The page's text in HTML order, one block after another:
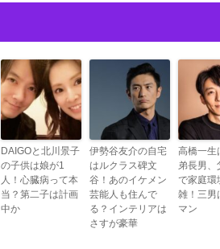
DAIGOと北川景子
の子供は娘が1
人！心臓病って本
当？第二子は計画
中か
伊勢谷友介の自宅
はルクラス碑文
谷！あのイケメン
芸能人も住んで
る？インテリアは
さすが豪華
高橋一生
弟長男、
で家庭環
雑！三男
マン